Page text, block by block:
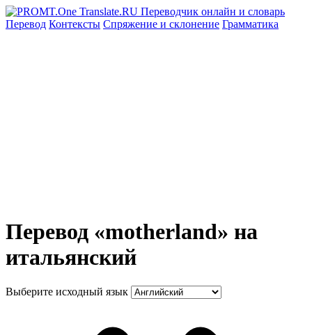
Перевод Контексты Спряжение и склонение Грамматика
Перевод «motherland» на
итальянский
Выберите исходный язык